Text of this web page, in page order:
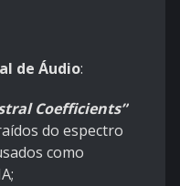
de Áudio:
Coefficients”
do espectro
como